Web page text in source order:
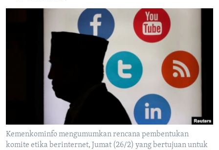
Bahasa-bahasa
Kemenkominfo mengumumkan rencana pembentukan
komite etika berinternet, Jumat (26/2) yang bertujuan untuk